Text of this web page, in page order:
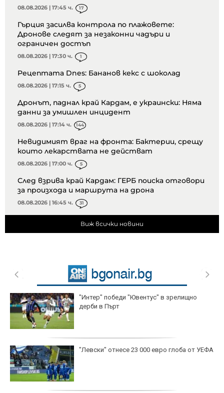
08.08.2026 | 17:45 ч. 17
Гърция засилва контрола по плажовете:
Дронове следят за незаконни чадъри и
ограничен достъп
08.08.2026 | 17:30 ч. 1
Рецептата Dnes: Бананов кекс с шоколад
08.08.2026 | 17:15 ч. 5
Дронът, паднал край Кардам, е украински: Няма
данни за умишлен инцидент
08.08.2026 | 17:14 ч. 144
Невидимият враг на фронта: Бактерии, срещу
които лекарствата не действат
08.08.2026 | 17:00 ч. 5
След взрива край Кардам: ГЕРБ поиска отговори
за произхода и маршрута на дрона
08.08.2026 | 16:45 ч. 31
Виж всички новини
"Интер" победи "Ювентус" в зрелищно
дерби в Пърт
"Левски" отнесе 23 000 евро глоба от УЕФА